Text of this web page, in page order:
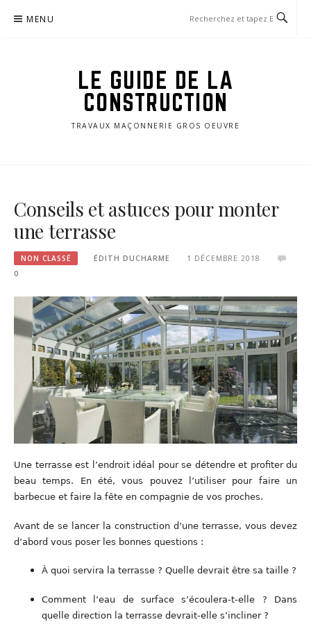
MENU
LE GUIDE DE LA
CONSTRUCTION
TRAVAUX MAÇONNERIE GROS OEUVRE
Conseils et astuces pour monter
une terrasse
NON CLASSÉ ÉDITH DUCHARME
1 DÉCEMBRE 2018
0
Une terrasse est l’endroit idéal pour se détendre et profiter du
beau temps. En été, vous pouvez l’utiliser pour faire un
barbecue et faire la fête en compagnie de vos proches.
Avant de se lancer la construction d’une terrasse, vous devez
d’abord vous poser les bonnes questions :
À quoi servira la terrasse ? Quelle devrait être sa taille ?
Comment l’eau de surface s’écoulera-t-elle ? Dans
quelle direction la terrasse devrait-elle s’incliner ?